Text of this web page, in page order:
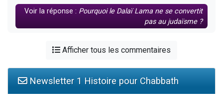
Voir la réponse : Pourquoi le Dalaï Lama ne se convertit
pas au judaïsme ?
Afficher tous les commentaires
Newsletter 1 Histoire pour Chabbath